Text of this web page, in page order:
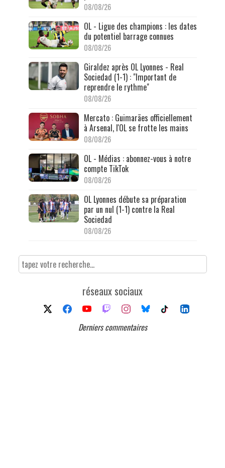
08/08/26
OL - Ligue des champions : les dates
du potentiel barrage connues
08/08/26
Giraldez après OL Lyonnes - Real
Sociedad (1-1) : "Important de
reprendre le rythme"
08/08/26
Mercato : Guimarães officiellement
à Arsenal, l'OL se frotte les mains
08/08/26
OL - Médias : abonnez-vous à notre
compte TikTok
08/08/26
OL Lyonnes débute sa préparation
par un nul (1-1) contre la Real
Sociedad
08/08/26
réseaux sociaux
Derniers commentaires